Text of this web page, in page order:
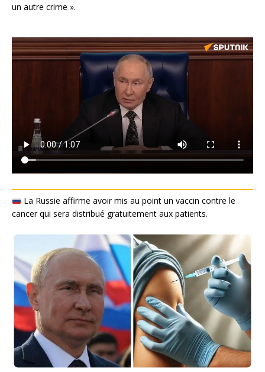
un autre crime ».
La Russie affirme avoir mis au point un vaccin contre le
cancer qui sera distribué gratuitement aux patients.